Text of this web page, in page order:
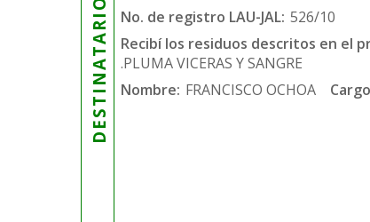
DESTINATARIO
No. de registro LAU-JAL: 526/10
Recibí los residuos descritos en el
.PLUMA VICERAS Y SANGRE
Nombre: FRANCISCO OCHOA